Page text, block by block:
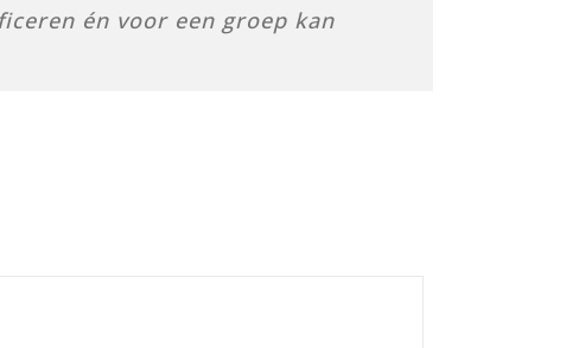
én voor een groep kan